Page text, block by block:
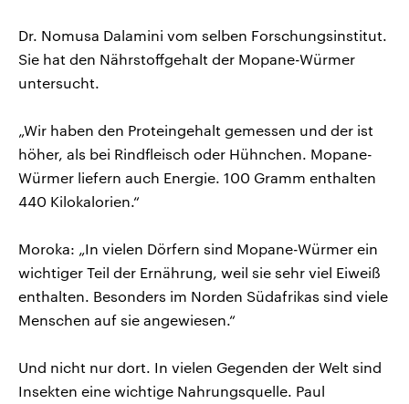
Dr. Nomusa Dalamini vom selben Forschungsinstitut.
Sie hat den Nährstoffgehalt der Mopane-Würmer
untersucht.
„Wir haben den Proteingehalt gemessen und der ist
höher, als bei Rindfleisch oder Hühnchen. Mopane-
Würmer liefern auch Energie. 100 Gramm enthalten
440 Kilokalorien.“
Moroka: „In vielen Dörfern sind Mopane-Würmer ein
wichtiger Teil der Ernährung, weil sie sehr viel Eiweiß
enthalten. Besonders im Norden Südafrikas sind viele
Menschen auf sie angewiesen.“
Und nicht nur dort. In vielen Gegenden der Welt sind
Insekten eine wichtige Nahrungsquelle. Paul